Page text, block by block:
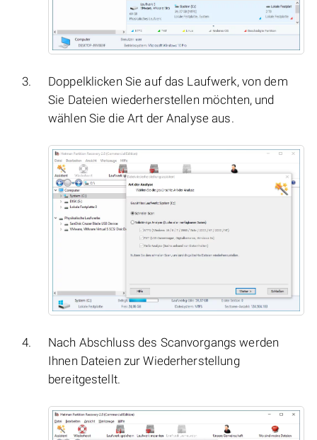
Doppelklicken Sie auf das Laufwerk, von dem
Sie Dateien wiederherstellen möchten, und
wählen Sie die Art der Analyse aus.
Nach Abschluss des Scanvorgangs werden
Ihnen Dateien zur Wiederherstellung
bereitgestellt.